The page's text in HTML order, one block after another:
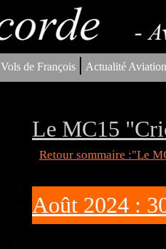
Vols de François | Actualité
Le MC15
Retour sommaire :"Le
Août 2024 :